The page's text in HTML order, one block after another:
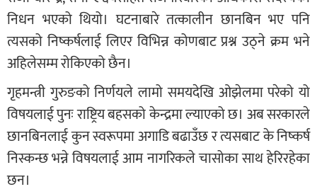
निधन भएको थियो। घटनाबारे तत्कालीन छानबिन भए पनि
त्यसको निष्कर्षलाई लिएर विभिन्न कोणबाट प्रश्न उठ्ने क्रम भने
अहिलेसम्म रोकिएको छैन।
गृहमन्त्री गुरुङको निर्णयले लामो समयदेखि ओझेलमा परेको यो
विषयलाई पुनः राष्ट्रिय बहसको केन्द्रमा ल्याएको छ। अब सरकारले
छानबिनलाई कुन स्वरूपमा अगाडि बढाउँछ र त्यसबाट के निष्कर्ष
निस्कन्छ भन्ने विषयलाई आम नागरिकले चासोका साथ हेरिरहेका
छन।